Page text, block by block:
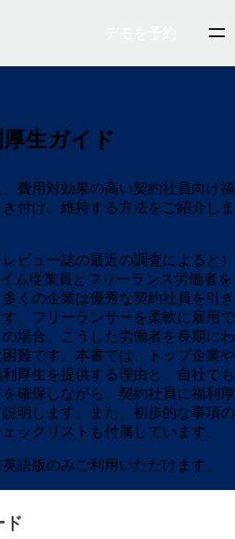
生ガイド
費用対効果の高い契約社員向け福
付け、維持する方法をご紹介しま
ビュー誌の最近の調査によると）
ム従業員とフリーランス労働者を
くの企業は優秀な契約社員を引き
。フリーランサーを柔軟に雇用で
場合、こうした労働者を長期にわ
難です。本書では、トップ企業や
厚生を提供する理由と、自社でも
確保しながら、契約社員に福利厚
明します。また、初歩的な事項の
ックリストも付属しています。
語版のみご利用いただけます。
· research/benefits-for-
ド